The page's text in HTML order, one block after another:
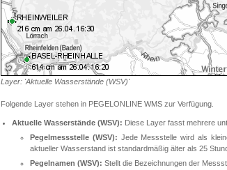
Layer: 'Aktuelle Wasserstände (WSV)'
Folgende Layer stehen in PEGELONLINE WMS zur Verfügung.
Aktuelle Wasserstände (WSV): Diese Layer fasst mehrere
Pegelmessstelle (WSV): Jede Messstelle wird als
aktueller Wasserstand ist standardmäßig älter als 25
Pegelnamen (WSV): Stellt die Bezeichnungen der